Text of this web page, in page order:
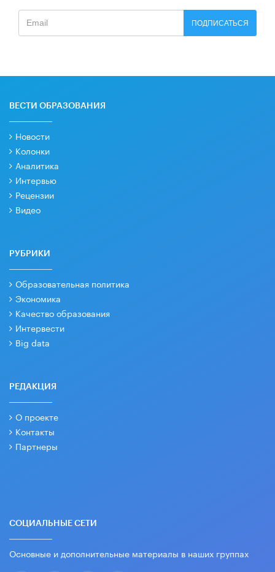
ПОДПИСАТЬСЯ
ВЕСТИ ОБРАЗОВАНИЯ
Новости
Колонки
Аналитика
Интервью
Рецензии
Видео
РУБРИКИ
Образовательная политика
Экономика
Качество образования
Интервести
Big data
РЕДАКЦИЯ
О проекте
Контакты
Партнеры
СОЦИАЛЬНЫЕ СЕТИ
Основные и дополнительные материалы в наших группах